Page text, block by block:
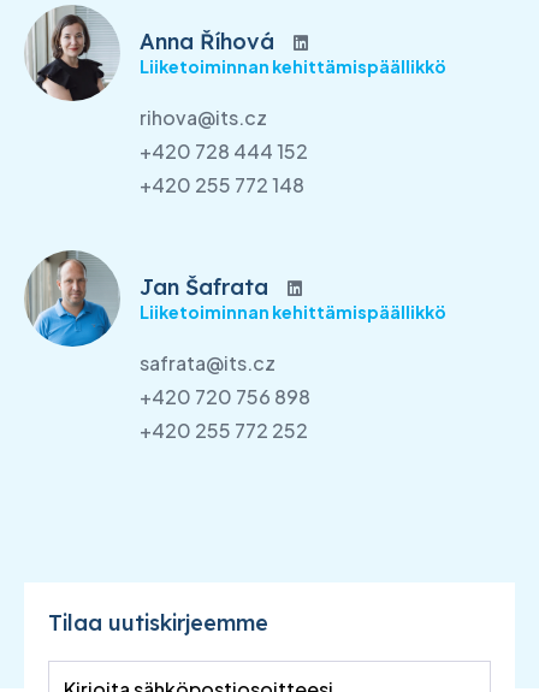
Anna Říhová
Liiketoiminnan kehittämispäällikkö
rihova@its.cz
+420 728 444 152
+420 255 772 148
Jan Šafrata
Liiketoiminnan kehittämispäällikkö
safrata@its.cz
+420 720 756 898
+420 255 772 252
Tilaa uutiskirjeemme